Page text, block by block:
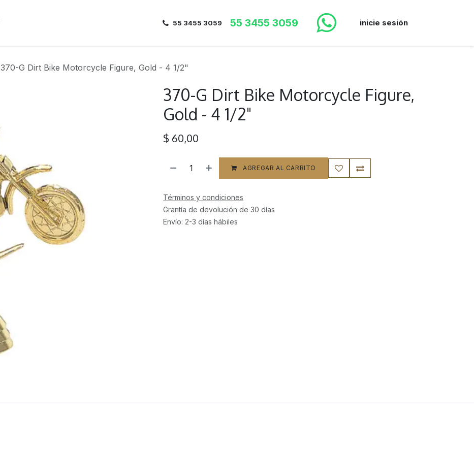
55 3455 3059 55 3455 3059 inicie sesión
370-G Dirt Bike Motorcycle Figure, Gold - 4 1/2"
370-G Dirt Bike Motorcycle Figure,
Gold - 4 1/2"
$ 60,00
AGREGAR AL CARRITO
Términos y condiciones
Grantía de devolución de 30 días
Envío: 2-3 días hábiles